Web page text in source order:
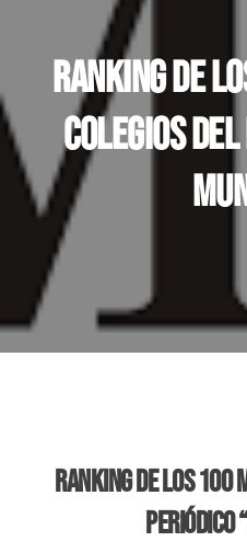
Ranking de
colegios del
Ranking de los
periódico